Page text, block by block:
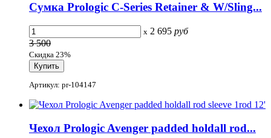
Сумка Prologic C-Series Retainer & W/Sling...
x 2 695 руб
3 500
Скидка 23%
Артикул: pr-104147
Чехол Prologic Avenger padded holdall rod...